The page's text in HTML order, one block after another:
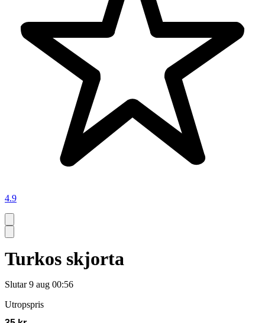
4.9
Turkos skjorta
Slutar 9 aug 00:56
Utropspris